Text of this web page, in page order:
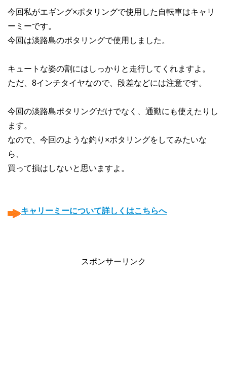
今回私がエギング×ポタリングで使用した自転車はキャリ
ーミーです。
今回は淡路島のポタリングで使用しました。
キュートな姿の割にはしっかりと走行してくれますよ。
ただ、8インチタイヤなので、段差などには注意です。
今回の淡路島ポタリングだけでなく、通勤にも使えたりし
ます。
なので、今回のような釣り×ポタリングをしてみたいな
ら、
買って損はしないと思いますよ。
キャリーミーについて詳しくはこちらへ
スポンサーリンク